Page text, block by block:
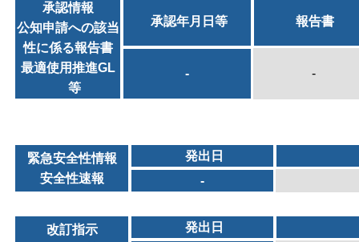
承認情報
公知申請への該当
性に係る報告書
最適使用推進GL
等
承認年月日等 報告書
- -
緊急安全性情報
安全性速報
発出日
-
改訂指示
発出日